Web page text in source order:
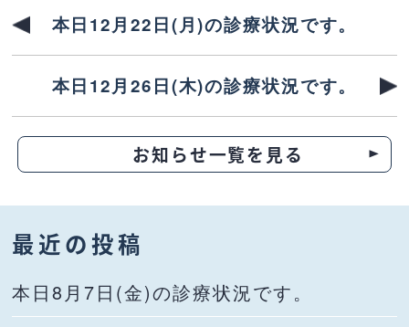
本日12月22日(月)の診療状況です。
本日12月26日(木)の診療状況です。
お知らせ一覧を見る
最近の投稿
本日8月7日(金)の診療状況です。